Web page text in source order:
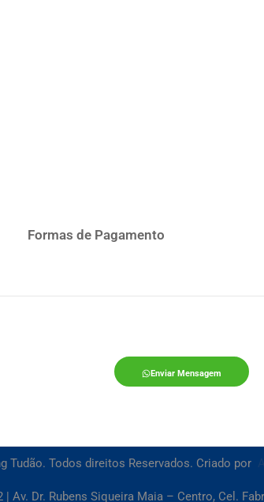
Formas de Pagamento
Enviar Mensagem
Tudão. Todos direitos Reservados. Criado por
Av. Dr. Rubens Siqueira Maia – Centro, Cel.